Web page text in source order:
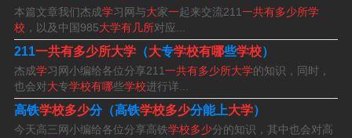
截止2024年3月12日，全国一共有116所211大学，其中北
京26所、江苏11所、上海10所、陕西8所、湖北7所、四川
5所、湖南4所、广东4所、辽宁4所、黑龙江4所、天津4所
等。
根据查询中国教育在线网显示：全国211大学共有116所，
本篇文章我们杰成学习网与大家一起来交流211一共有多少所学
校 ，以及中国985大学有几所对应...
211一共有多少所大学 （大专学校有哪些学校）
杰成学习网小编给各位分享211一共有多少所大学的知识，同时，
也会对大专学校有哪些学校进行详...
高铁学校多少分（高铁学校多少分能上大学）
今天高三网小编给各位分享高铁学校多少分的知识，其中也会对高